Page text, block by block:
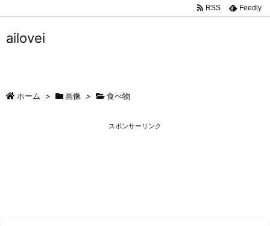
RSS Feedly
ailovei
ホーム > 画像 > 食べ物
スポンサーリンク